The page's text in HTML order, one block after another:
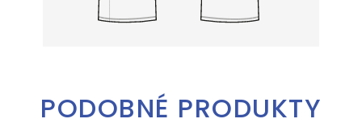
PODOBNÉ PRODUKTY